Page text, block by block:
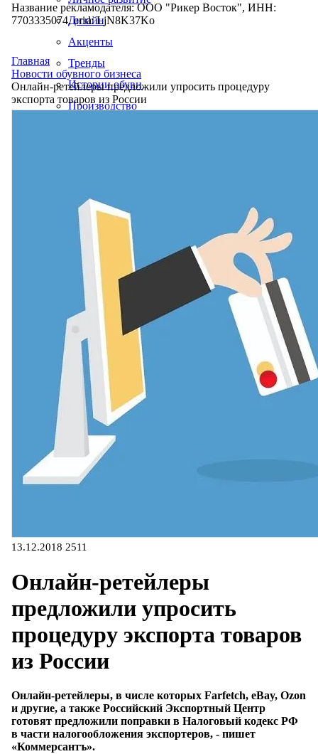
Дизайн
Акценты
Тренды
Истории обуви
Производство
Название рекламодателя: ООО "Рикер Восток", ИНН:
7703335074, erid: LjN8K37Ko
Главная
Новости обувного бизнеса
Онлайн-ретейлеры предложили упросить процедуру
экспорта товаров из России
13.12.2018 2511
Онлайн-ретейлеры
предложили упросить
процедуру экспорта товаров
из России
Онлайн-ретейлеры, в числе которых Farfetch, eBay, Ozon
и другие, а также Российский Экспортный Центр
готовят предложили поправки в Налоговый кодекс РФ
в части налогообложения экспортеров, - пишет
«Коммерсантъ».